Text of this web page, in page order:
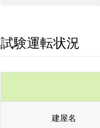
試験運転状況
建屋名